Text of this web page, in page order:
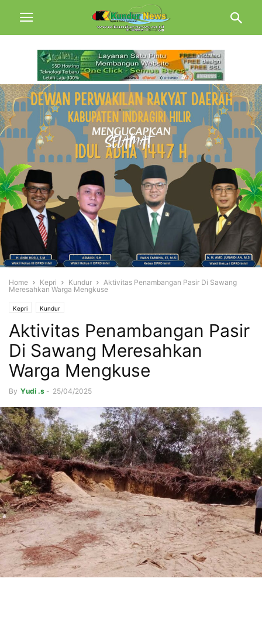
Home Kepri Kundur
Aktivitas Penambangan Pasir Di Sawang
Meresahkan Warga Mengkuse
Kepri Kundur
Aktivitas Penambangan Pasir
Di Sawang Meresahkan
Warga Mengkuse
By Yudi .s - 25/04/2025